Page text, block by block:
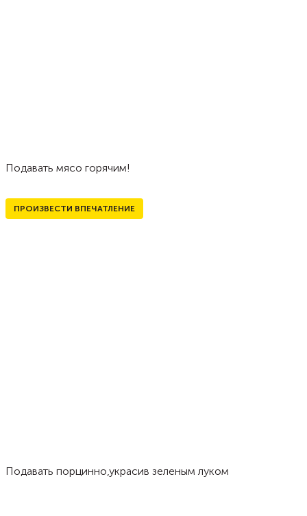
Подавать мясо горячим!
ПРОИЗВЕСТИ ВПЕЧАТЛЕНИЕ
Подавать порцинно,украсив зеленым луком